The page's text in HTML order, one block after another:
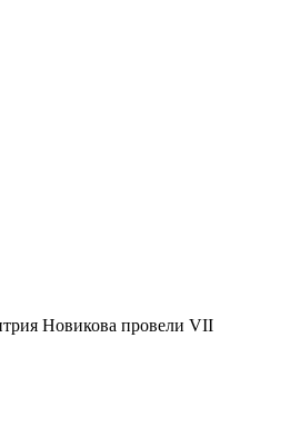
Новикова провели VII